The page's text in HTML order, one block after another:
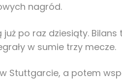
nagród.
po raz dziesiąty.
w sumie trzy mecze.
Stuttgarcie, a potem